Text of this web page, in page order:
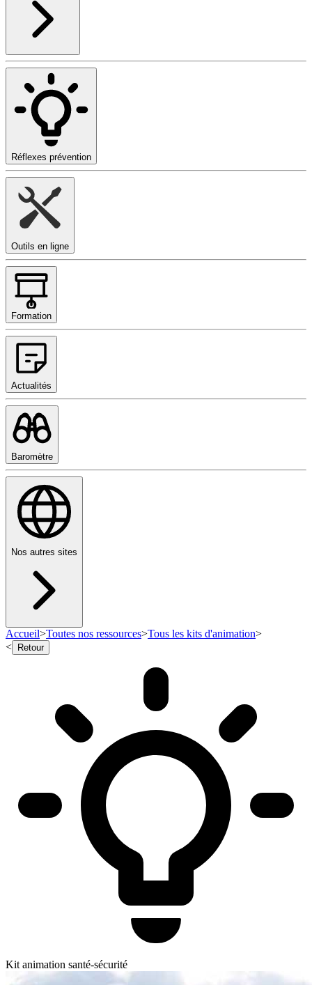
Réflexes prévention
Outils en ligne
Formation
Actualités
Baromètre
Nos autres sites
Accueil>Toutes nos ressources>Tous les kits d'animation>
<
Retour
Kit animation santé-sécurité